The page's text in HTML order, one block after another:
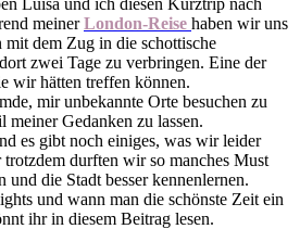
meinerLondon-Reise haben wir uns
mit dem Zug in die schottische
zwei Tage zu verbringen. Eine der
wir hätten treffen können.
mir unbekannte Orte besuchen zu
meiner Gedanken zu lassen.
es gibt noch einiges, was wir leider
durften wir so manches Must
und die Stadt besser kennenlernen.
und wann man die schönste Zeit ein
ihr in diesem Beitrag lesen.